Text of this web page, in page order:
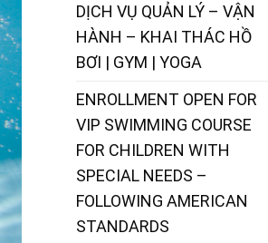
DỊCH VỤ QUẢN LÝ – VẬN
HÀNH – KHAI THÁC HỒ
BƠI | GYM | YOGA
ENROLLMENT OPEN FOR
VIP SWIMMING COURSE
FOR CHILDREN WITH
SPECIAL NEEDS –
FOLLOWING AMERICAN
STANDARDS